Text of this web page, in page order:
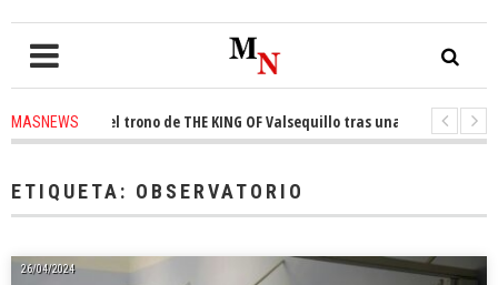
MASNEWSel trono de THE KING OF Valsequillo tras una jornada de
ETIQUETA: OBSERVATORIO
26/04/2024